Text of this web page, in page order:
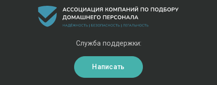
Служба поддержки:
Написать